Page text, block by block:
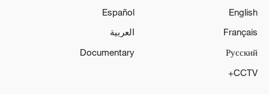
English
Español
Français
العربية
Русский
Documentary
CCTV+